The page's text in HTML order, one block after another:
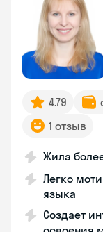
4.79
1 отзыв
Жила
Легко
языка
Создает